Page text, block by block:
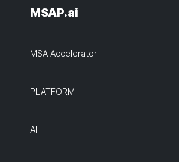
MSAP.ai
MSA Accelerator
PLATFORM
AI